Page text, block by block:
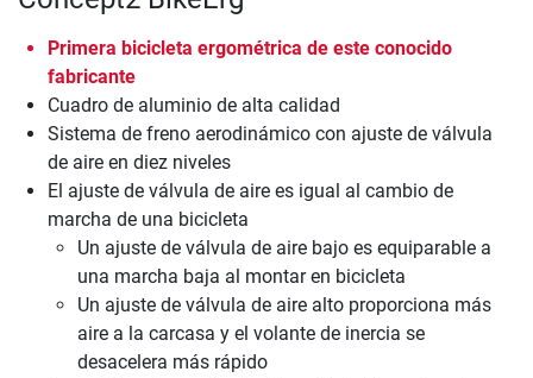
Primera bicicleta ergométrica de este conocido
fabricante
Cuadro de aluminio de alta calidad
Sistema de freno aerodinámico con ajuste de válvula
de aire en diez niveles
El ajuste de válvula de aire es igual al cambio de
marcha de una bicicleta
Un ajuste de válvula de aire bajo es equiparable a
una marcha baja al montar en bicicleta
Un ajuste de válvula de aire alto proporciona más
aire a la carcasa y el volante de inercia se
desacelera más rápido